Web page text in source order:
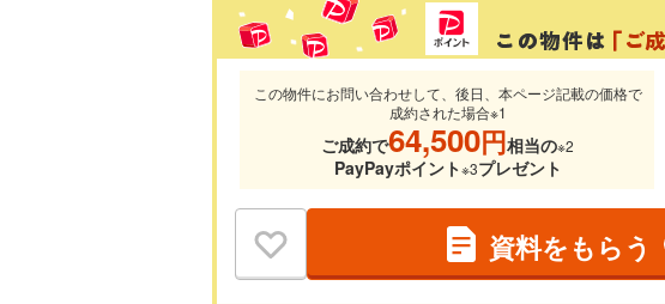
この物件にお問い合わせして、後日、本ページ記載の価格で
成約された場合※1
ご成約で64,500円相当の※2
PayPayポイント※3プレゼント
資料をもらう